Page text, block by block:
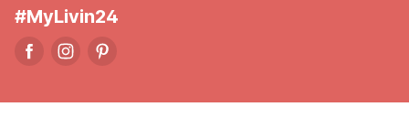
#MyLivin24